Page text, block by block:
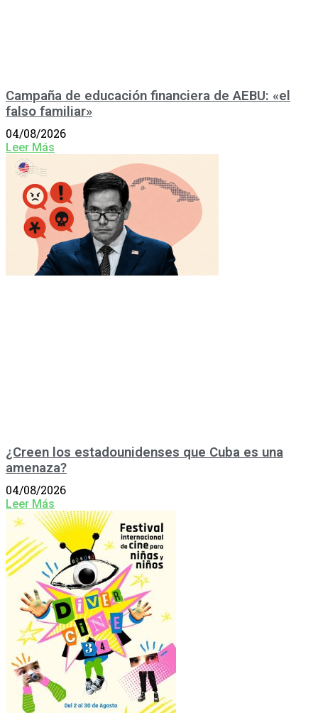
Campaña de educación financiera de AEBU: «el
falso familiar»
04/08/2026
Leer Más
¿Creen los estadounidenses que Cuba es una
amenaza?
04/08/2026
Leer Más